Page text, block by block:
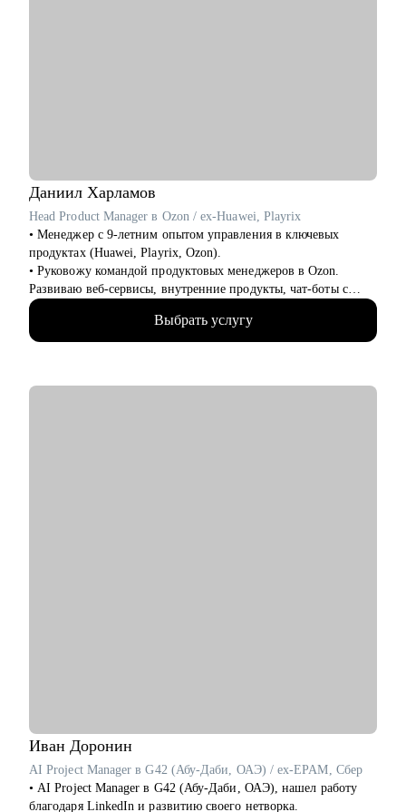
Даниил Харламов
Head Product Manager в Ozon / ex-Huawei, Playrix
• Менеджер с 9-летним опытом управления в ключевых
продуктах (Huawei, Playrix, Ozon).
• Руковожу командой продуктовых менеджеров в Ozon.
Развиваю веб-сервисы, внутренние продукты, чат-боты с
применением LLM.
• Внедряю использование данных, как продукт.
• Провел более 700 консультаций на карьерные и
Выбрать услугу
Иван Доронин
AI Project Manager в G42 (Абу-Даби, ОАЭ) / ex-EPAM, Сбер
• AI Project Manager в G42 (Абу-Даби, ОАЭ), нашел работу
благодаря LinkedIn и развитию своего нетворка.